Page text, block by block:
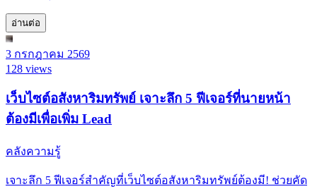
อ่านต่อ
3 กรกฎาคม 2569
128 views
เว็บไซต์อสังหาริมทรัพย์ เจาะลึก 5 ฟีเจอร์ที่นายหน้า
ต้องมีเพื่อเพิ่ม Lead
คลังความรู้
เจาะลึก 5 ฟีเจอร์สำคัญที่เว็บไซต์อสังหาริมทรัพย์ต้องมี! ช่วยคัด